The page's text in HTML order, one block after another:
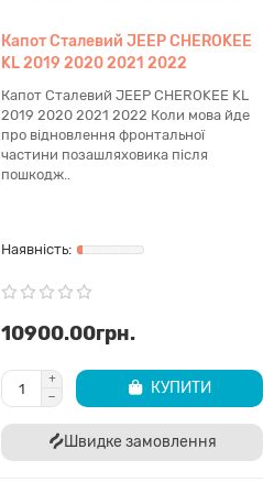
Капот Сталевий JEEP CHEROKEE
KL 2019 2020 2021 2022
Капот Сталевий JEEP CHEROKEE KL
2019 2020 2021 2022 Коли мова йде
про відновлення фронтальної
частини позашляховика після
пошкодж..
10900.00грн.
КУПИТИ
Швидке замовлення